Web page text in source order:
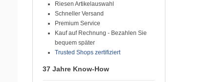
Riesen Artikelauswahl
Schneller Versand
Premium Service
Kauf auf Rechnung - Bezahlen Sie
bequem später
Trusted Shops zertifiziert
37 Jahre Know-How